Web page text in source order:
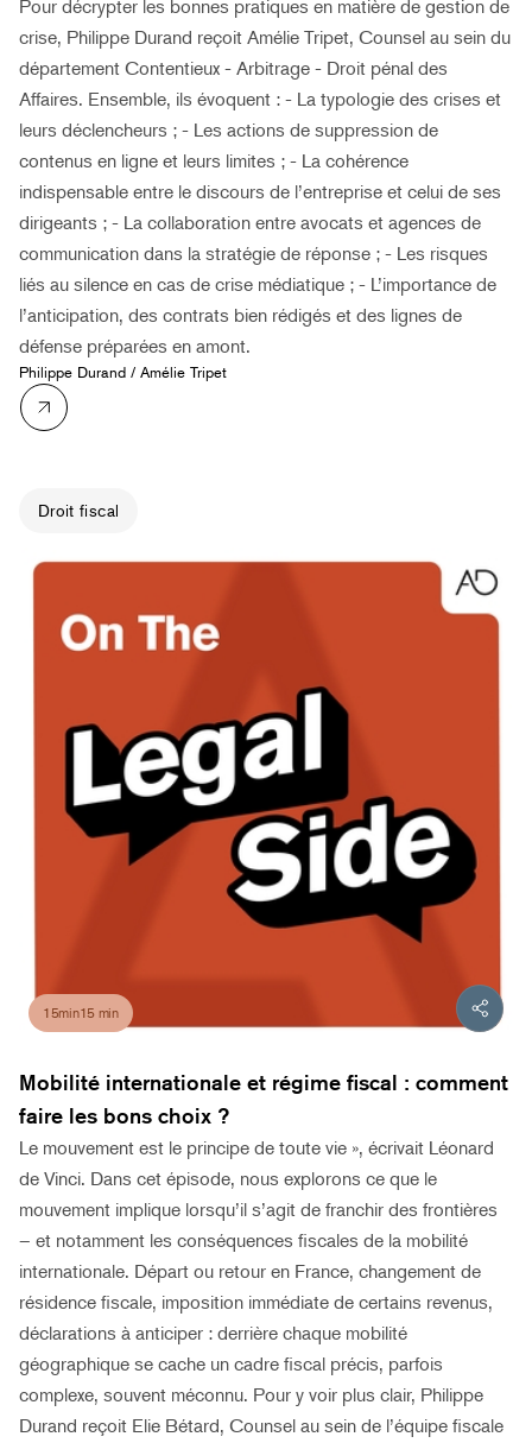
Pour décrypter les bonnes pratiques en matière de gestion de
crise, Philippe Durand reçoit Amélie Tripet, Counsel au sein du
département Contentieux - Arbitrage - Droit pénal des
Affaires. Ensemble, ils évoquent : - La typologie des crises et
leurs déclencheurs ; - Les actions de suppression de
contenus en ligne et leurs limites ; - La cohérence
indispensable entre le discours de l’entreprise et celui de ses
dirigeants ; - La collaboration entre avocats et agences de
communication dans la stratégie de réponse ; - Les risques
liés au silence en cas de crise médiatique ; - L’importance de
l’anticipation, des contrats bien rédigés et des lignes de
défense préparées en amont.
Philippe Durand / Amélie Tripet
Droit fiscal
15min15 min
Mobilité internationale et régime fiscal : comment
faire les bons choix ?
Le mouvement est le principe de toute vie », écrivait Léonard
de Vinci. Dans cet épisode, nous explorons ce que le
mouvement implique lorsqu’il s’agit de franchir des frontières
– et notamment les conséquences fiscales de la mobilité
internationale. Départ ou retour en France, changement de
résidence fiscale, imposition immédiate de certains revenus,
déclarations à anticiper : derrière chaque mobilité
géographique se cache un cadre fiscal précis, parfois
complexe, souvent méconnu. Pour y voir plus clair, Philippe
Durand reçoit Elie Bétard, Counsel au sein de l’équipe fiscale